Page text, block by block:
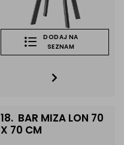
DODAJ NA
SEZNAM
18. BAR MIZA LON 70
X 70 CM